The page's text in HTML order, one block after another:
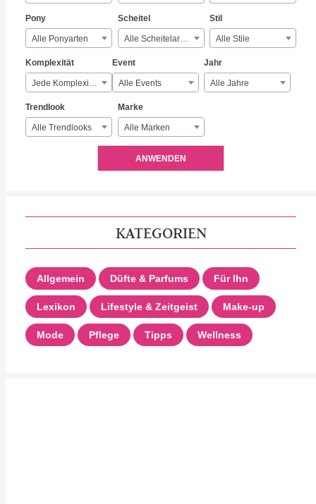
Pony
Alle Ponyarten
Scheitel
Alle Scheitelarten
Stil
Alle Stile
Komplexität
Jede Komplexität
Event
Alle Events
Jahr
Alle Jahre
Trendlook
Alle Trendlooks
Marke
Alle Marken
ANWENDEN
KATEGORIEN
Allgemein Düfte & Parfums Für Ihn
Lexikon Lifestyle & Zeitgeist Make-up
Mode Pflege Tipps Wellness